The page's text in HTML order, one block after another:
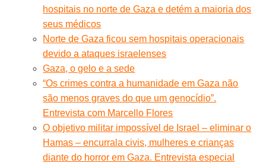
hospitais no norte de Gaza e detém a maioria dos
seus médicos
Norte de Gaza ficou sem hospitais operacionais
devido a ataques israelenses
Gaza, o gelo e a sede
“Os crimes contra a humanidade em Gaza não
são menos graves do que um genocídio”.
Entrevista com Marcello Flores
O objetivo militar impossível de Israel – eliminar o
Hamas – encurrala civis, mulheres e crianças
diante do horror em Gaza. Entrevista especial